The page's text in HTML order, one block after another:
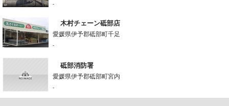
-
木村チェーン砥部店
愛媛県伊予郡砥部町千足
-
砥部消防署
愛媛県伊予郡砥部町宮内
-